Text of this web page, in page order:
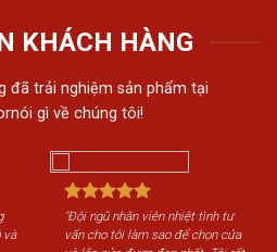
KHÁCH HÀNG
đã trải nghiệm sản phẩm tại
gì về chúng tôi!
và
"Đội ngũ nhân viên nhiệt tình tư
vấn cho tôi làm sao để chọn cửa